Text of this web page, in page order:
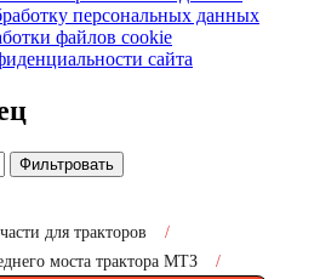
персональных данных
файлов cookie
сайта
Фильтровать
для тракторов
/
моста трактора МТЗ
/